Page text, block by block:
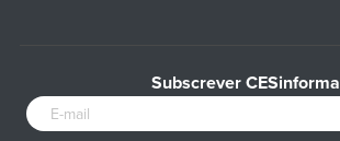
Subscrever CESinforma